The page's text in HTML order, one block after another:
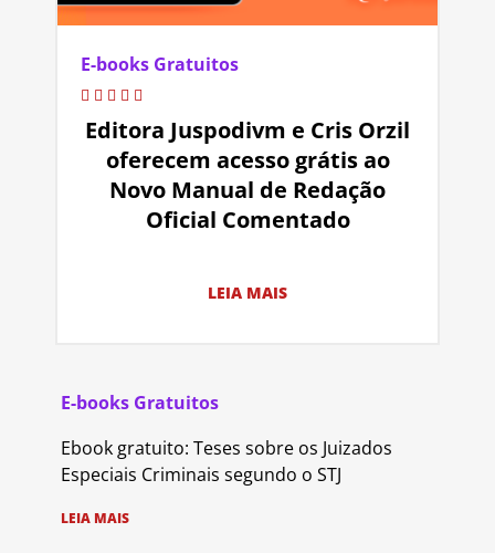
E-books Gratuitos
Editora Juspodivm e Cris Orzil
oferecem acesso grátis ao
Novo Manual de Redação
Oficial Comentado
LEIA MAIS
E-books Gratuitos
Ebook gratuito: Teses sobre os Juizados
Especiais Criminais segundo o STJ
LEIA MAIS